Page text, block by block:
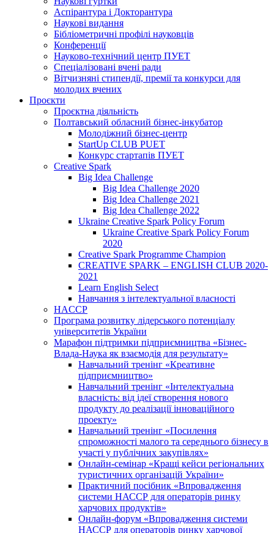
Аспірантура і Докторантура
Наукові видання
Бібліометричні профілі науковців
Конференції
Науково-технічний центр ПУЕТ
Спеціалізовані вчені ради
Вітчизняні стипендії, премії та конкурси для
молодих вчених
Проєкти
Проєктна діяльність
Полтавський обласний бізнес-інкубатор
Молодіжний бізнес-центр
StartUp CLUB PUET
Конкурс стартапів ПУЕТ
Creative Spark
Big Idea Challenge
Big Idea Challenge 2020
Big Idea Challenge 2021
Big Idea Challenge 2022
Ukraine Creative Spark Policy Forum
Ukraine Creative Spark Policy Forum
2020
Creative Spark Programme Champion
CREATIVE SPARK – ENGLISH CLUB 2020-
2021
Learn English Select
Навчання з інтелектуальної власності
HACCP
Програма розвитку лідерського потенціалу
університетів України
Марафон підтримки підприємництва «Бізнес-
Влада-Наука як взаємодія для результату»
Навчальний тренінг «Креативне
підприємництво»
Навчальний тренінг «Інтелектуальна
власність: від ідеї створення нового
продукту до реалізації інноваційного
проекту»
Навчальний тренінг «Посилення
спроможності малого та середнього бізнесу в
участі у публічних закупівлях»
Онлайн-семінар «Кращі кейси регіональних
туристичних організацій України»
Практичний посібник «Впровадження
системи НАССР для операторів ринку
харчових продуктів»
Онлайн-форум «Впровадження системи
НАССР для операторів ринку харчової